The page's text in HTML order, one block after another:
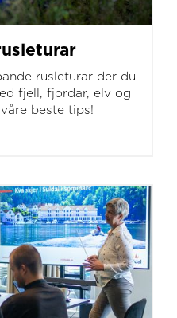
rusleturar der du
fjell, fjordar, elv og
beste tips!